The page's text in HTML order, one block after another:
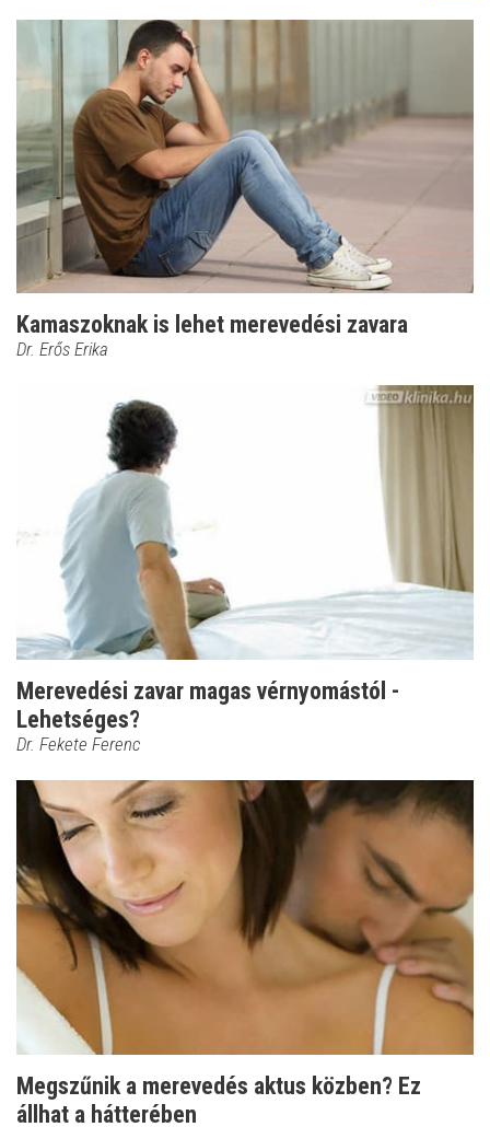
Kamaszoknak is lehet merevedési zavara
Dr. Erős Erika
Merevedési zavar magas vérnyomástól -
Lehetséges?
Dr. Fekete Ferenc
Megszűnik a merevedés aktus közben? Ez
állhat a hátterében